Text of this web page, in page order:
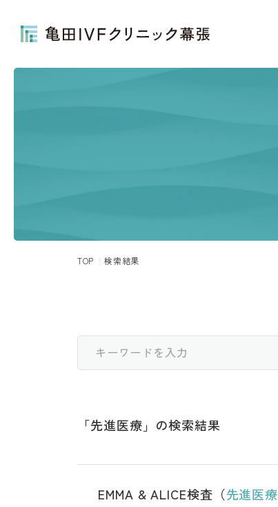
TOP 検索結果
「先進医療 」の検索結果
EMMA & ALICE検査（先進医療